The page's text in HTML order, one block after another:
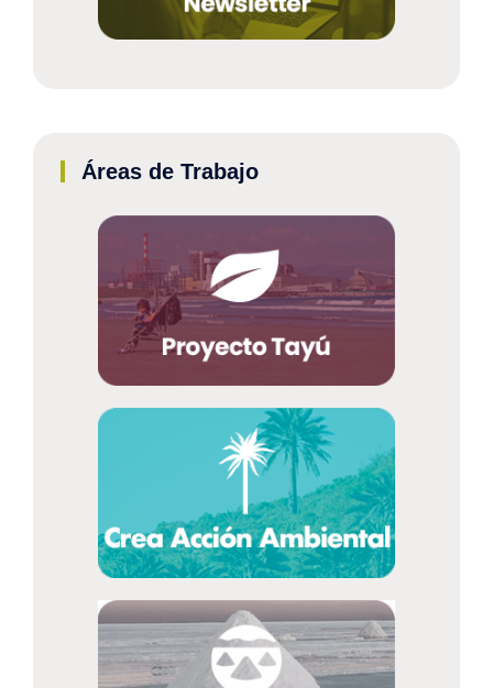
Áreas de Trabajo